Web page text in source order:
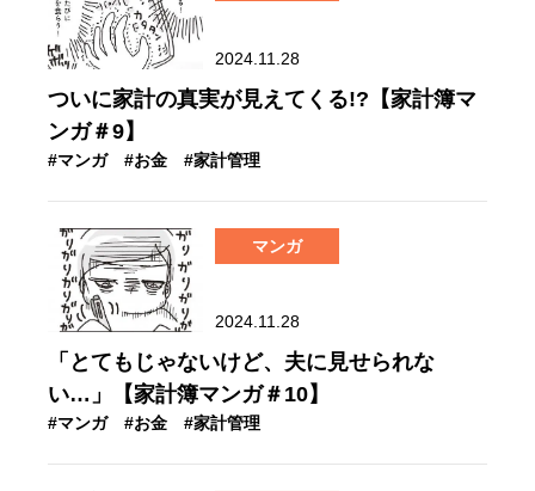
2024.11.28
ついに家計の真実が見えてくる!?【家計簿マ
ンガ＃9】
#マンガ #お金 #家計管理
マンガ
2024.11.28
「とてもじゃないけど、夫に見せられな
い…」【家計簿マンガ＃10】
#マンガ #お金 #家計管理